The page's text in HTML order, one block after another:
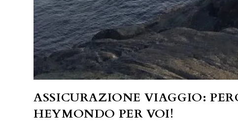
ASSICURAZIONE VIAGGIO:
HEYMONDO PER VOI!